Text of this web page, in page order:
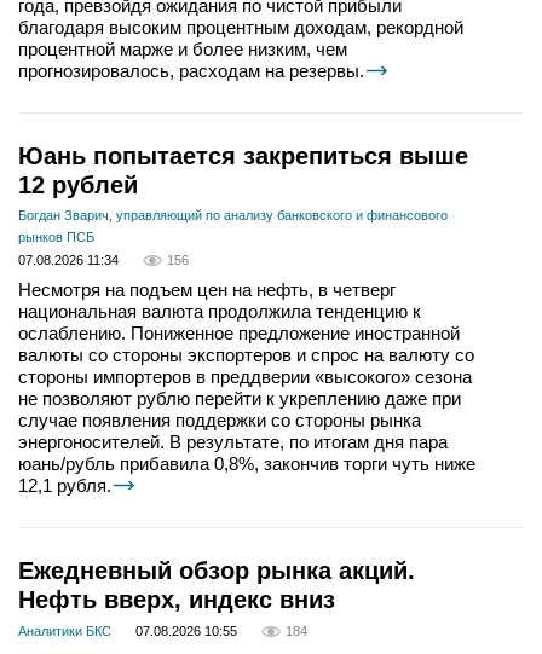
года, превзойдя ожидания по чистой прибыли
благодаря высоким процентным доходам, рекордной
процентной марже и более низким, чем
прогнозировалось, расходам на резервы.
Юань попытается закрепиться выше
12 рублей
Богдан Зварич, управляющий по анализу банковского и финансового
рынков ПСБ
07.08.2026 11:34
156
Несмотря на подъем цен на нефть, в четверг
национальная валюта продолжила тенденцию к
ослаблению. Пониженное предложение иностранной
валюты со стороны экспортеров и спрос на валюту со
стороны импортеров в преддверии «высокого» сезона
не позволяют рублю перейти к укреплению даже при
случае появления поддержки со стороны рынка
энергоносителей. В результате, по итогам дня пара
юань/рубль прибавила 0,8%, закончив торги чуть ниже
12,1 рубля.
Ежедневный обзор рынка акций.
Нефть вверх, индекс вниз
Аналитики БКС 07.08.2026 10:55 184